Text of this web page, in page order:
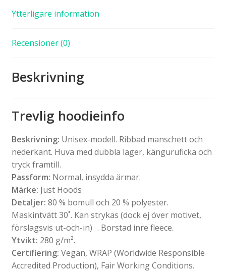
Ytterligare information
Recensioner (0)
Beskrivning
Trevlig hoodieinfo
Beskrivning: Unisex-modell. Ribbad manschett och
nederkant. Huva med dubbla lager, känguruficka och
tryck framtill.
Passform: Normal, insydda ärmar.
Märke: Just Hoods
Detaljer: 80 % bomull och 20 % polyester.
Maskintvätt 30˚. Kan strykas (dock ej över motivet,
förslagsvis ut-och-in) . Borstad inre fleece.
Ytvikt: 280 g/m².
Certifiering: Vegan, WRAP (Worldwide Responsible
Accredited Production), Fair Working Conditions.